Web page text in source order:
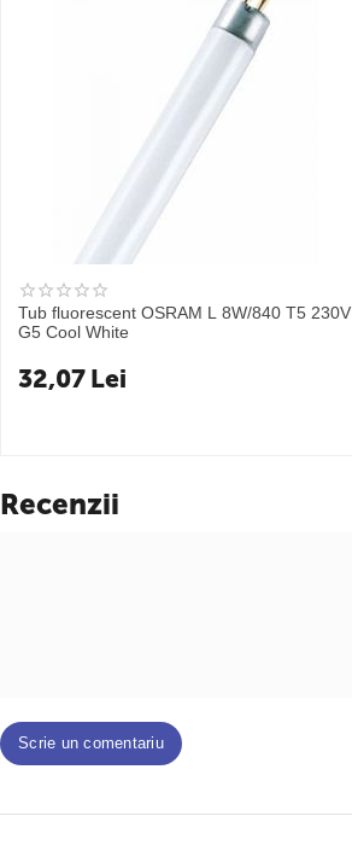
Tub fluorescent OSRAM L 8W/840 T5 230V
G5 Cool White
32,07 Lei
Recenzii
Scrie un comentariu